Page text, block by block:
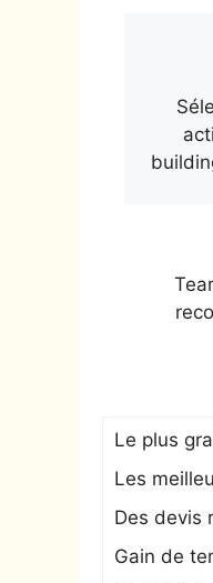
Le plus
Les
Des devis
Gain de